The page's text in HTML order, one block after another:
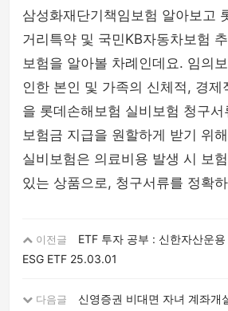
삼성화재단기책임보험 알아보고
거리특약 및 국민KB자동차보험
보험을 알아볼 차례인데요. 임의
인한 본인 및 가족의 신체적, 경제
을 롯데손해보험 실비보험 청구
보험금 지급을 원할하게 받기 위
실비보험은 의료비용 발생 시 보
있는 상품으로, 청구서류를 정확
이전글
ETF 투자 공부 : 신한자산운
ESG ETF 25.03.01
다음글
신영증권 비대면 자녀 계좌개